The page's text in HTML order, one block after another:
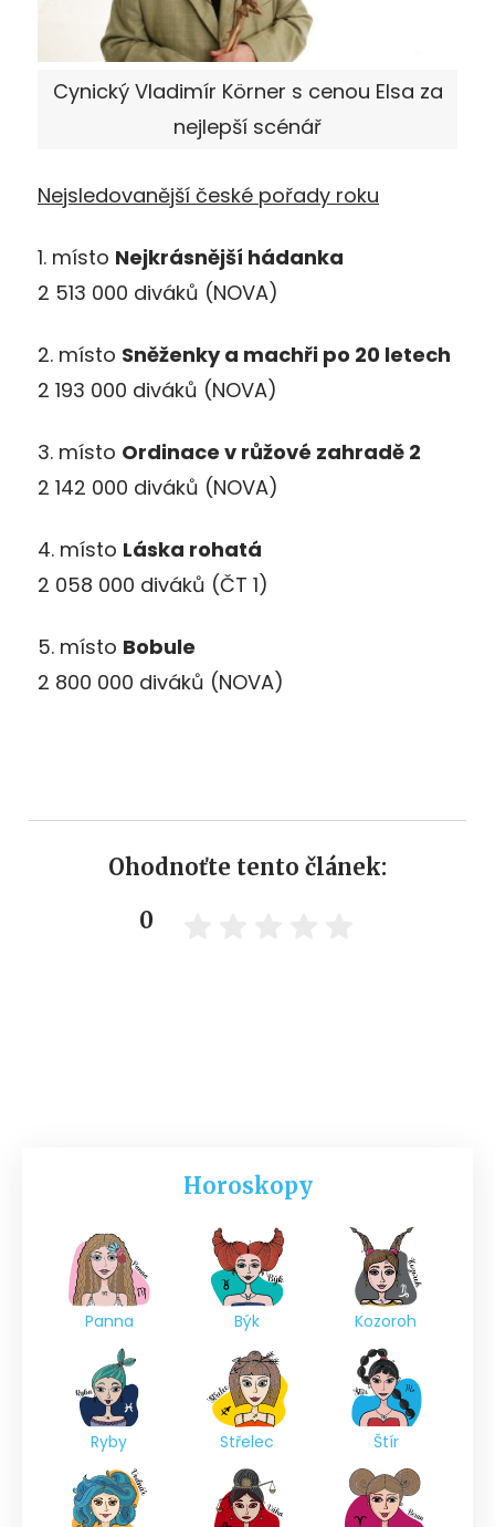
Cynický Vladimír Körner s cenou Elsa za
nejlepší scénář
Nejsledovanější české pořady roku
1. místo Nejkrásnější hádanka
2 513 000 diváků (NOVA)
2. místo Sněženky a machři po 20 letech
2 193 000 diváků (NOVA)
3. místo Ordinace v růžové zahradě 2
2 142 000 diváků (NOVA)
4. místo Láska rohatá
2 058 000 diváků (ČT 1)
5. místo Bobule
2 800 000 diváků (NOVA)
Ohodnoťte tento článek:
0
Horoskopy
Panna Býk Kozoroh
Ryby Střelec Štír